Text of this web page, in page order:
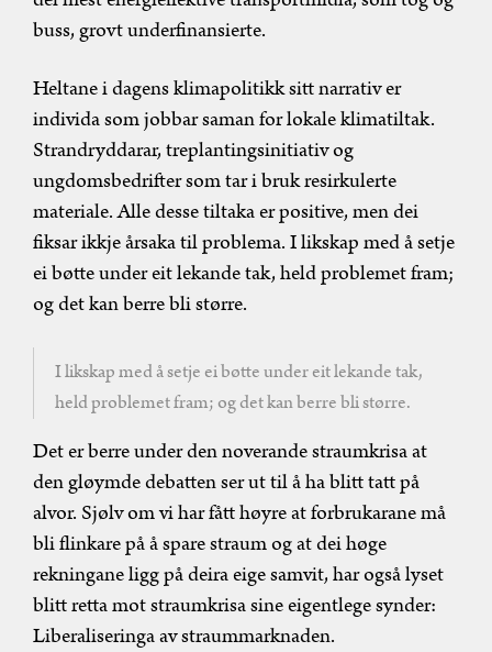
buss, grovt underfinansierte.
Heltane i dagens klimapolitikk sitt narrativ er
individa som jobbar saman for lokale klimatiltak.
Strandryddarar, treplantingsinitiativ og
ungdomsbedrifter som tar i bruk resirkulerte
materiale. Alle desse tiltaka er positive, men dei
fiksar ikkje årsaka til problema. I likskap med å setje
ei bøtte under eit lekande tak, held problemet fram;
og det kan berre bli større.
I likskap med å setje ei bøtte under eit lekande tak,
held problemet fram; og det kan berre bli større.
Det er berre under den noverande straumkrisa at
den gløymde debatten ser ut til å ha blitt tatt på
alvor. Sjølv om vi har fått høyre at forbrukarane må
bli flinkare på å spare straum og at dei høge
rekningane ligg på deira eige samvit, har også lyset
blitt retta mot straumkrisa sine eigentlege synder:
Liberaliseringa av straummarknaden.